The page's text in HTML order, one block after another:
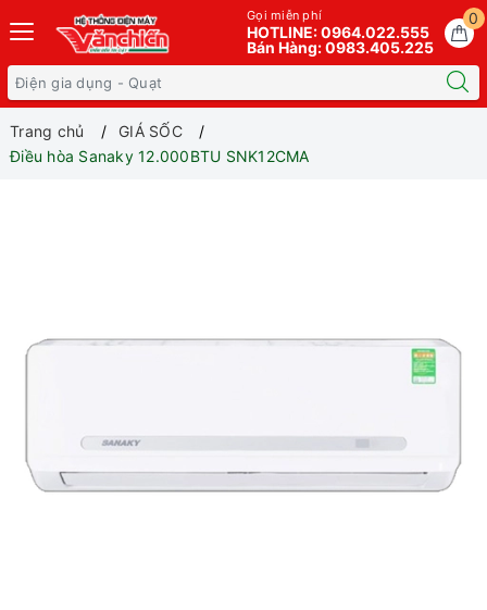
0
Gọi miễn phí
HOTLINE: 0964.022.555
Bán Hàng: 0983.405.225
Trang chủ
GIÁ SỐC
Điều hòa Sanaky 12.000BTU SNK12CMA